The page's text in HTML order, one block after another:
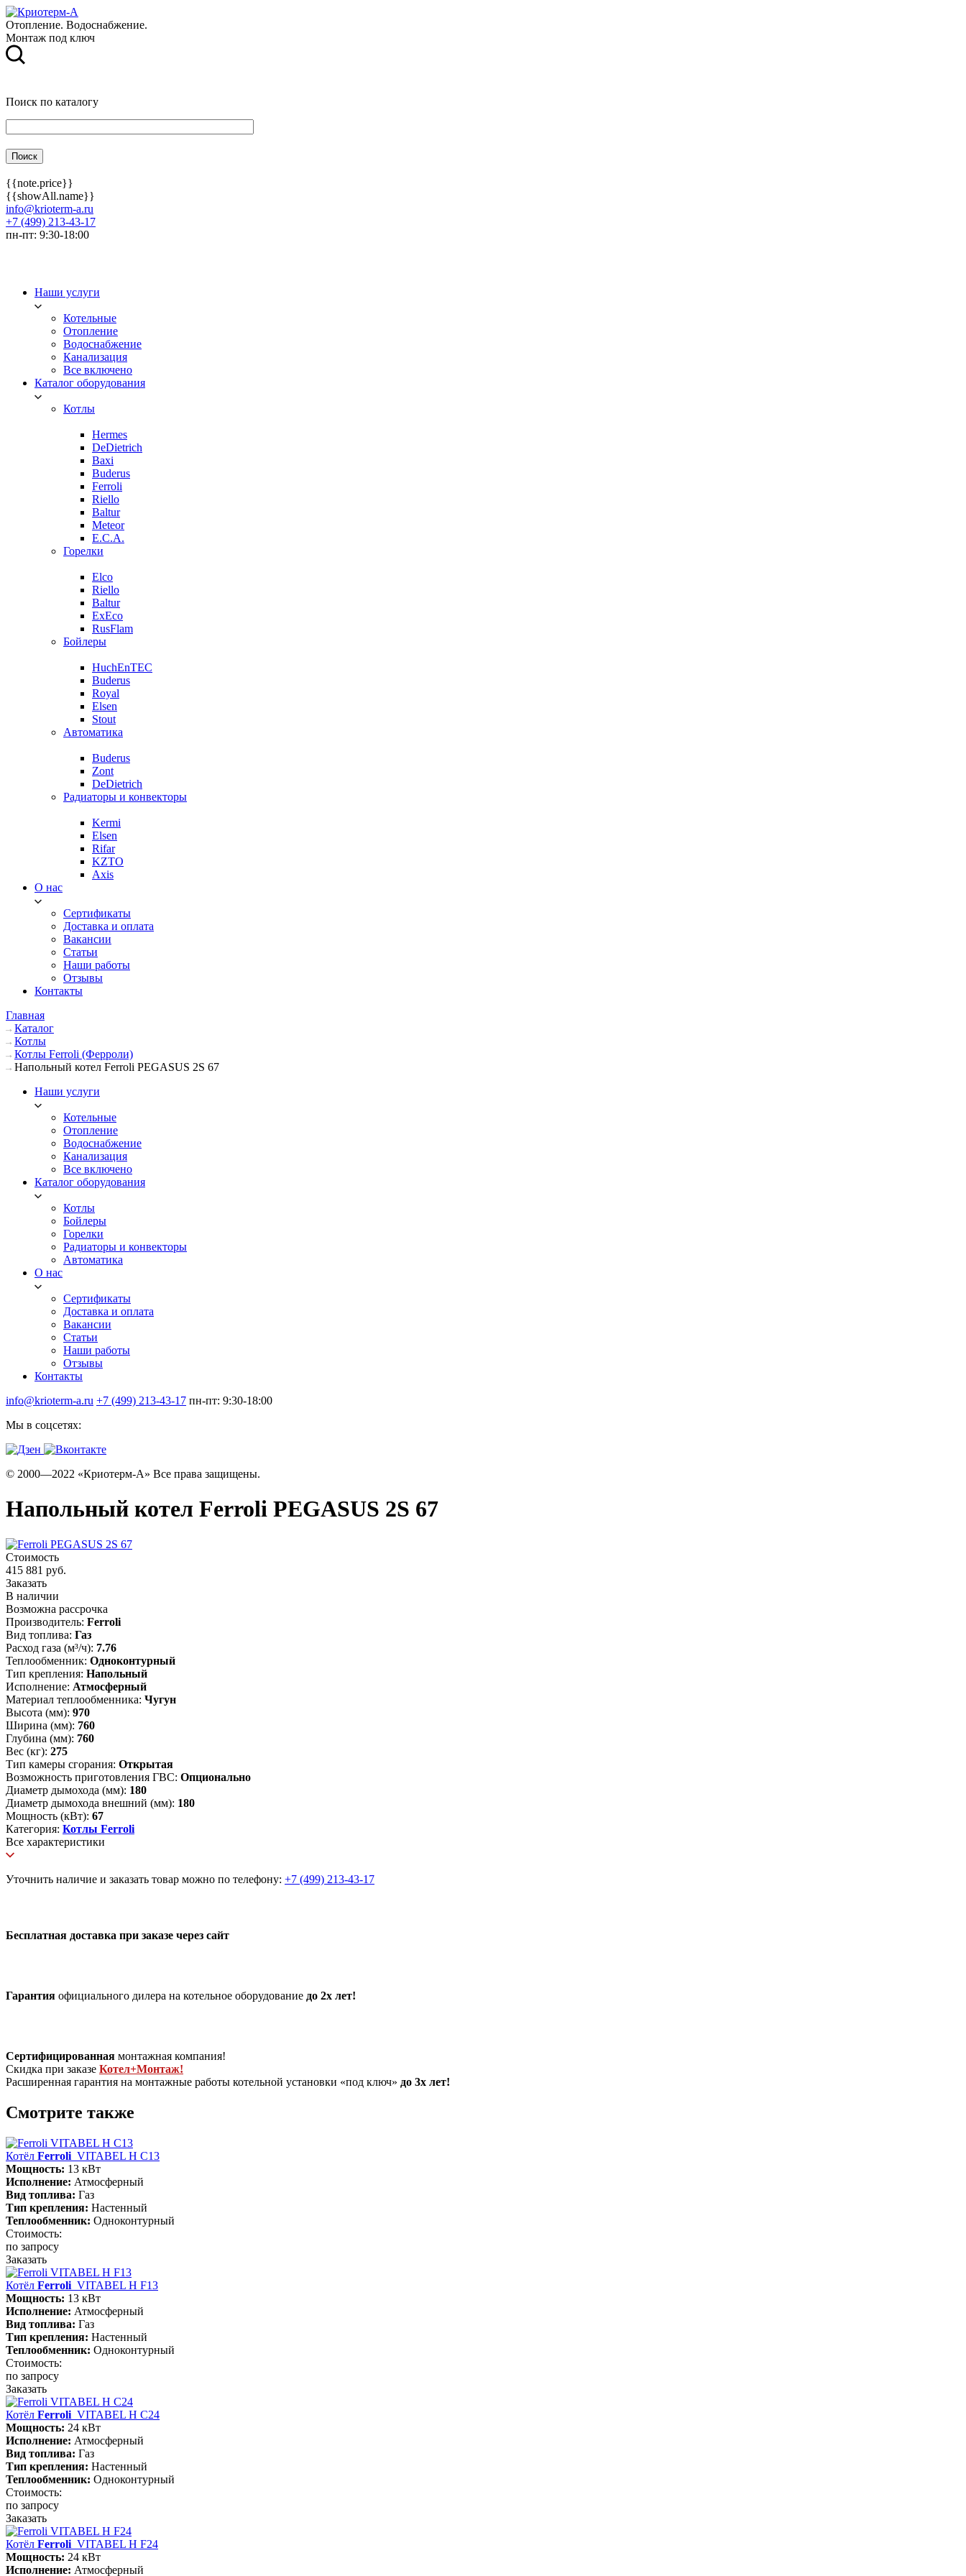
Отопление. Водоснабжение.
Монтаж под ключ
Поиск по каталогу
{{note.price}}
{{showAll.name}}
info@krioterm-a.ru
+7 (499) 213-43-17
пн-пт: 9:30-18:00
Наши услуги
Котельные
Отопление
Водоснабжение
Канализация
Все включено
Каталог оборудования
Котлы
Hermes
DeDietrich
Baxi
Buderus
Ferroli
Riello
Baltur
Meteor
E.C.A.
Горелки
Elco
Riello
Baltur
ExEco
RusFlam
Бойлеры
HuchEnTEC
Buderus
Royal
Elsen
Stout
Автоматика
Buderus
Zont
DeDietrich
Радиаторы и конвекторы
Kermi
Elsen
Rifar
KZTO
Axis
О нас
Сертификаты
Доставка и оплата
Вакансии
Статьи
Наши работы
Отзывы
Контакты
Главная
Каталог
Котлы
Котлы Ferroli (Ферроли)
Напольный котел Ferroli PEGASUS 2S 67
Наши услуги
Котельные
Отопление
Водоснабжение
Канализация
Все включено
Каталог оборудования
Котлы
Бойлеры
Горелки
Радиаторы и конвекторы
Автоматика
О нас
Сертификаты
Доставка и оплата
Вакансии
Статьи
Наши работы
Отзывы
Контакты
info@krioterm-a.ru +7 (499) 213-43-17 пн-пт: 9:30-18:00
Мы в соцсетях:
© 2000—2022 «Криотерм-А» Все права защищены.
Напольный котел Ferroli PEGASUS 2S 67
Стоимость
415 881 руб.
Заказать
В наличии
Возможна рассрочка
Производитель: Ferroli
Вид топлива: Газ
Расход газа (м³/ч): 7.76
Теплообменник: Одноконтурный
Тип крепления: Напольный
Исполнение: Атмосферный
Материал теплообменника: Чугун
Высота (мм): 970
Ширина (мм): 760
Глубина (мм): 760
Вес (кг): 275
Тип камеры сгорания: Открытая
Возможность приготовления ГВС: Опционально
Диаметр дымохода (мм): 180
Диаметр дымохода внешний (мм): 180
Мощность (кВт): 67
Категория: Котлы Ferroli
Все характеристики
Уточнить наличие и заказать товар можно по телефону: +7 (499) 213-43-17
Бесплатная доставка при заказе через сайт
Гарантия официального дилера на котельное оборудование до 2х лет!
Сертифицированная монтажная компания!
Скидка при заказе Котел+Монтаж!
Расширенная гарантия на монтажные работы котельной установки «под ключ» до 3х лет!
Смотрите также
Котёл Ferroli VITABEL H С13
Мощность: 13 кВт
Исполнение: Атмосферный
Вид топлива: Газ
Тип крепления: Настенный
Теплообменник: Одноконтурный
Стоимость:
по запросу
Заказать
Котёл Ferroli VITABEL H F13
Мощность: 13 кВт
Исполнение: Атмосферный
Вид топлива: Газ
Тип крепления: Настенный
Теплообменник: Одноконтурный
Стоимость:
по запросу
Заказать
Котёл Ferroli VITABEL H С24
Мощность: 24 кВт
Исполнение: Атмосферный
Вид топлива: Газ
Тип крепления: Настенный
Теплообменник: Одноконтурный
Стоимость:
по запросу
Заказать
Котёл Ferroli VITABEL H F24
Мощность: 24 кВт
Исполнение: Атмосферный